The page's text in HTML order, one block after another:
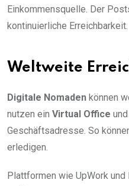
Einkommensquelle. Der
kontinuierliche Erreichbarkeit.
Weltweite
Digitale Nomaden können
nutzen ein Virtual Office
Geschäftsadresse. So
erledigen.
Plattformen wie UpWork